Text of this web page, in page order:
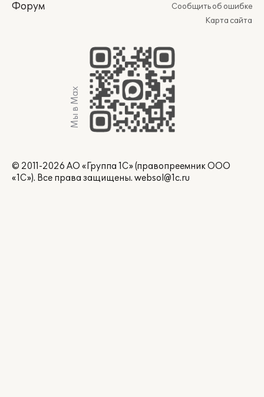
Форум
Сообщить об ошибке
Карта сайта
Мы в Max
© 2011-2026 АО «Группа 1С» (правопреемник ООО
«1С»). Все права защищены. websol@1c.ru